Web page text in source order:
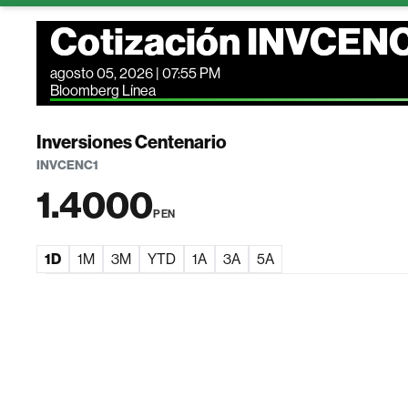
Cotización
agosto 05, 2026 | 07:55 PM
Bloomberg Línea
Inversiones Centenario
INVCENC1
1.4000PEN
1D 1M 3M YTD 1A 3A 5A